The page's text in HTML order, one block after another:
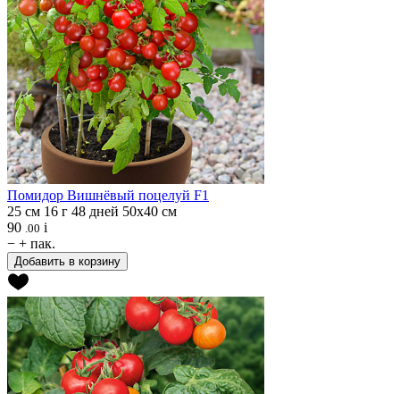
Помидор Вишнёвый поцелуй F1
25 см 16 г 48 дней 50х40 см
90 .00 i
− + пак.
Добавить в корзину